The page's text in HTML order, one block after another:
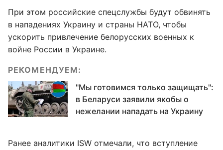
При этом российские спецслужбы будут обвинять
в нападениях Украину и страны НАТО, чтобы
ускорить привлечение белорусских военных к
войне России в Украине.
РЕКОМЕНДУЕМ:
"Мы готовимся только защищать":
в Беларуси заявили якобы о
нежелании нападать на Украину
Ранее аналитики ISW отмечали, что вступление